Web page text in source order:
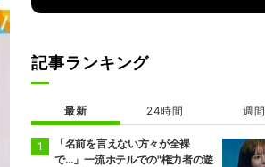
記事ランキング
最新 24時間 週間
「名前を言えない方々が全裸
で…」一流ホテルでの"権力者の遊